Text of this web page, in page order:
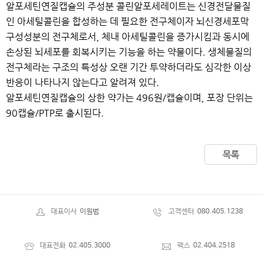
알포세틴연질캡슐의 주성분 콜린알포세레이트는 신경전달물질
인 아세틸콜린을 합성하는 데 필요한 전구체이자 뇌신경세포막
구성성분의 전구체로서, 체내 아세틸콜린을 증가시킴과 동시에
손상된 뇌세포를 회복시키는 기능을 하는 약물이다. 생체물질의
전구체라는 구조의 특성상 오랜 기간 투약하더라도 심각한 이상
반응이 나타나지 않는다고 알려져 있다.
알포세틴연질캡슐의 상한 약가는 496원/캡슐이며, 포장 단위는
90캡슐/PTP로 출시된다.
목록
대표이사 이원범 고객센터 080.405.1238
대표전화 02.405.3000 팩스 02.404.2518